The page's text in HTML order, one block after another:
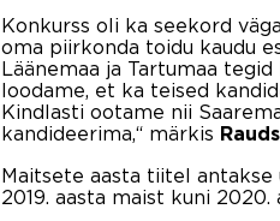
Konkurss oli ka seekord
oma piirkonda toidu kaudu
Läänemaa ja Tartumaa
loodame, et ka teised
Kindlasti ootame nii
kandideerima,“ märkis
Maitsete aasta tiitel antakse
2019. aasta maist kuni